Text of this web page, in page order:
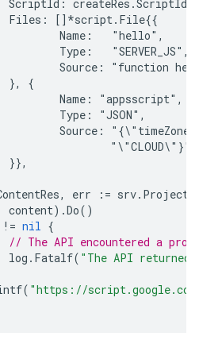
ScriptId : createRes .ScriptId
Files : [] *script. File{{
		}
},
, err := srv. Projects
content).Do()
!= nil {
// The API encountered a
log . Fatalf( "The API
( "https://